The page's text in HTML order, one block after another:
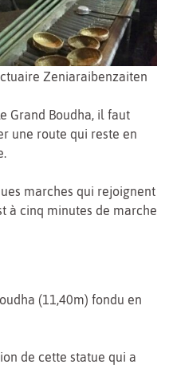
Zeniaraibenzaiten
Grand Boudha, il faut
une route qui reste en
marches qui rejoignent
à cinq minutes de marche
(11,40m) fondu en
de cette statue qui a